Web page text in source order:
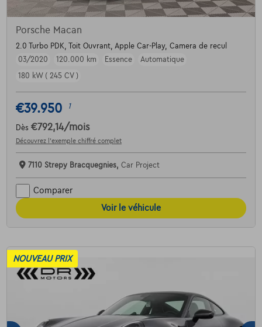
Porsche Macan
2.0 Turbo PDK, Toit Ouvrant, Apple Car-Play, Camera de recul
03/2020
120.000 km Essence
Automatique
180 kW ( 245 CV )
€39.950 1
Dès €792,14/mois
Découvrez l’exemple chiffré complet
7110 Strepy Bracquegnies, Car Project
Comparer
Voir le véhicule
NOUVEAU PRIX